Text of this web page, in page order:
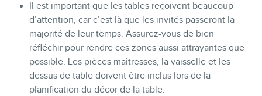
Il est important que les tables reçoivent beaucoup
d’attention, car c’est là que les invités passeront la
majorité de leur temps. Assurez-vous de bien
réfléchir pour rendre ces zones aussi attrayantes que
possible. Les pièces maîtresses, la vaisselle et les
dessus de table doivent être inclus lors de la
planification du décor de la table.